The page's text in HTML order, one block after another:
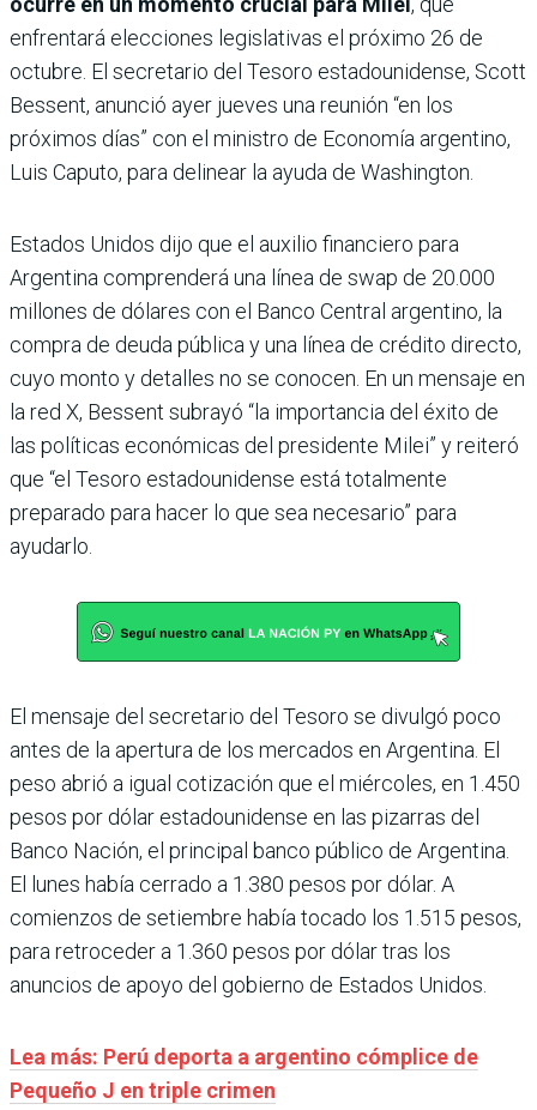
enfrentará elecciones legislativas el próximo 26 de
octubre. El secretario del Tesoro estadounidense, Scott
Bessent, anunció ayer jueves una reunión “en los
próximos días” con el ministro de Economía argentino,
Luis Caputo, para delinear la ayuda de Washington.
Estados Unidos dijo que el auxilio financiero para
Argentina comprenderá una línea de swap de 20.000
millones de dólares con el Banco Central argentino, la
compra de deuda pública y una línea de crédito directo,
cuyo monto y detalles no se conocen. En un mensaje en
la red X, Bessent subrayó “la importancia del éxito de
las políticas económicas del presidente Milei” y reiteró
que “el Tesoro estadounidense está totalmente
preparado para hacer lo que sea necesario” para
ayudarlo.
El mensaje del secretario del Tesoro se divulgó poco
antes de la apertura de los mercados en Argentina. El
peso abrió a igual cotización que el miércoles, en 1.450
pesos por dólar estadounidense en las pizarras del
Banco Nación, el principal banco público de Argentina.
El lunes había cerrado a 1.380 pesos por dólar. A
comienzos de setiembre había tocado los 1.515 pesos,
para retroceder a 1.360 pesos por dólar tras los
anuncios de apoyo del gobierno de Estados Unidos.
Lea más: Perú deporta a argentino cómplice de
Pequeño J en triple crimen